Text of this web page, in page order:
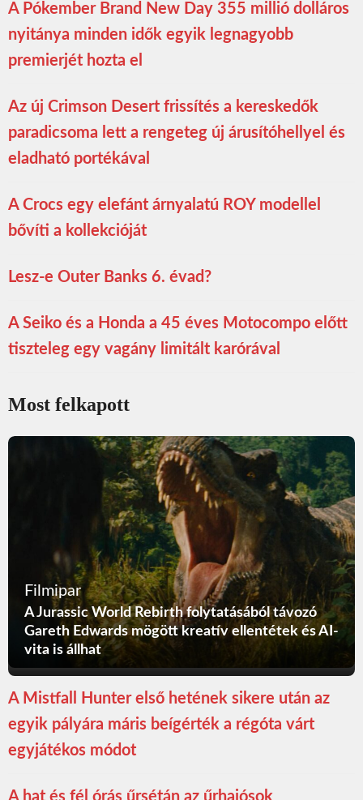
A Pókember Brand New Day 355 millió dolláros
nyitánya minden idők egyik legnagyobb
premierjét hozta el
Az új Crimson Desert frissítés a kereskedők
paradicsoma lett a rengeteg új árusítóhellyel és
eladható portékával
A Crocs egy elefánt árnyalatú ROY modellel
bővíti a kollekcióját
Lesz-e Outer Banks 6. évad?
A Seiko és a Honda a 45 éves Motocompo előtt
tiszteleg egy vagány limitált karórával
Most felkapott
Filmipar
A Jurassic World Rebirth folytatásából távozó
Gareth Edwards mögött kreatív ellentétek és AI-
vita is állhat
A Mistfall Hunter első hetének sikere után az
egyik pályára máris beígérték a régóta várt
egyjátékos módot
A hat és fél órás űrsétán az űrhajósok